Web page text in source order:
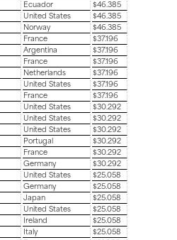
Ecuador
$46.385
United States
$46.385
Norway
$46.385
France
$37.196
Argentina
$37.196
France
$37.196
Netherlands
$37.196
United States
$37.196
France
$37.196
United States
$30.292
United States
$30.292
United States
$30.292
Portugal
$30.292
France
$30.292
Germany
$30.292
United States
$25.058
Germany
$25.058
Japan
$25.058
United States
$25.058
Ireland
$25.058
Italy
$25.058